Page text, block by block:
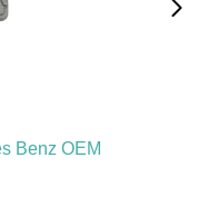
Benz OEM